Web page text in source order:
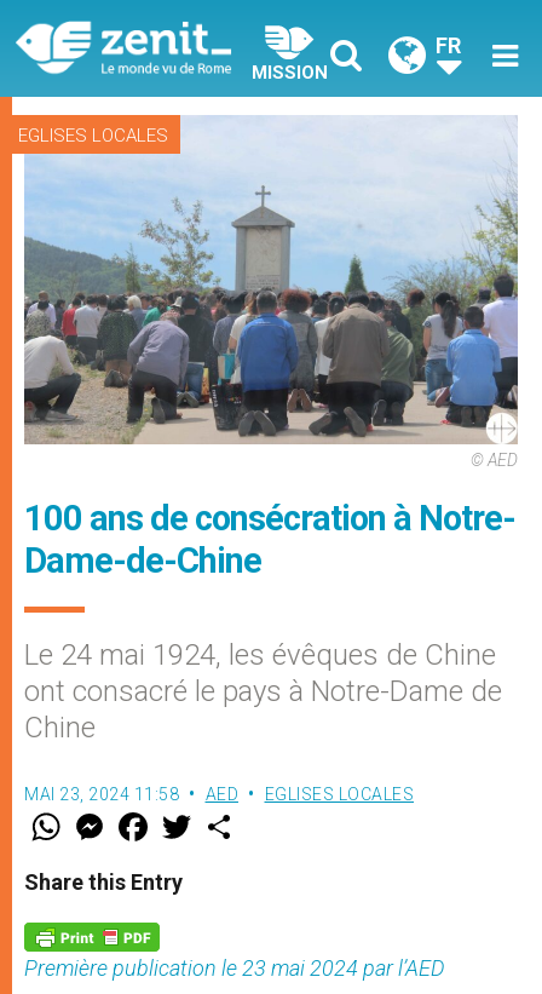
MISSION
FR
EGLISES LOCALES
© AED
100 ans de consécration à Notre-
Dame-de-Chine
Le 24 mai 1924, les évêques de Chine
ont consacré le pays à Notre-Dame de
Chine
MAI 23, 2024 11:58 AED EGLISES LOCALES
W
t
s
p
p
M
e
s
e
g
e
r
F
a
e
b
o
k
w
Share this Entry
Première publication le 23 mai 2024 par l’AED